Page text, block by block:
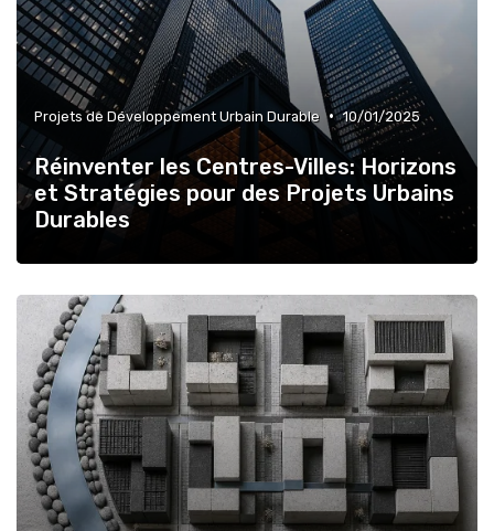
Projets de Développement Urbain Durable • 10/01/2025
Réinventer les Centres-Villes: Horizons
et Stratégies pour des Projets Urbains
Durables